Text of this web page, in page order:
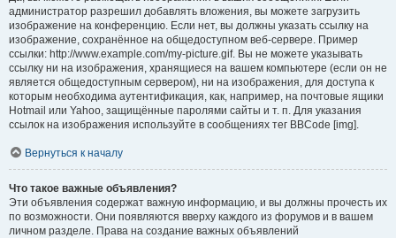
администратор разрешил добавлять вложения, вы можете загрузить
изображение на конференцию. Если нет, вы должны указать ссылку на
изображение, сохранённое на общедоступном веб-сервере. Пример
ссылки: http://www.example.com/my-picture.gif. Вы не можете указывать
ссылку ни на изображения, хранящиеся на вашем компьютере (если он не
является общедоступным сервером), ни на изображения, для доступа к
которым необходима аутентификация, как, например, на почтовые ящики
Hotmail или Yahoo, защищённые паролями сайты и т. п. Для указания
ссылок на изображения используйте в сообщениях тег BBCode [img].
Вернуться к началу
Что такое важные объявления?
Эти объявления содержат важную информацию, и вы должны прочесть их
по возможности. Они появляются вверху каждого из форумов и в вашем
личном разделе. Права на создание важных объявлений